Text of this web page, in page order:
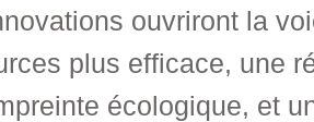
ouvriront la
plus efficace, une
écologique, et